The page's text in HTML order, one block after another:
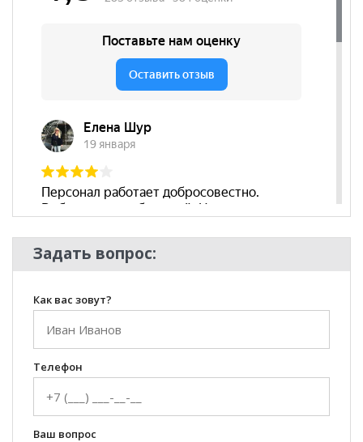
25.0
да
Декоративные
подушки
да
Бренд
Стиль
Эко-стиль
Задать вопрос:
Как вас зовут?
Телефон
Ваш вопрос